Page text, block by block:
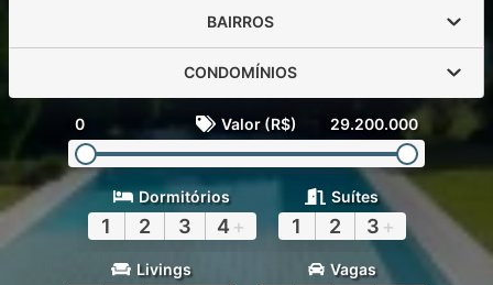
BAIRROS
CONDOMÍNIOS
0 Valor (R$) 29.200.000
Dormitórios
1 2 3 4 +
Suítes
1 2 3 +
Livings Vagas